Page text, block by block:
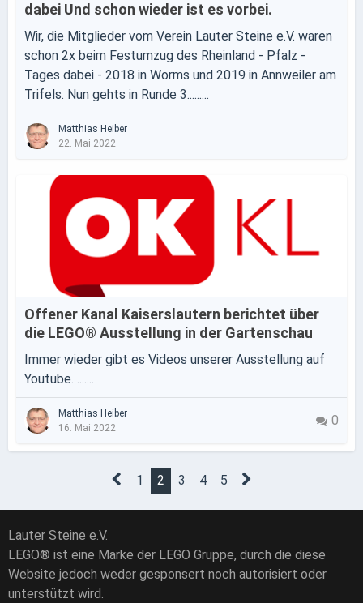
dabei Und schon wieder ist es vorbei.
Wir, die Mitglieder vom Verein Lauter Steine e.V. waren
schon 2x beim Festumzug des Rheinland - Pfalz -
Tages dabei - 2018 in Worms und 2019 in Annweiler am
Trifels. Nun gehts in Runde 3.........
Matthias Heiber
22. Mai 2022
Offener Kanal Kaiserslautern berichtet über
die LEGO® Ausstellung in der Gartenschau
Immer wieder gibt es Videos unserer Ausstellung auf
Youtube. .......
Matthias Heiber
16. Mai 2022
0
1 2 3 4 5
Lauter Steine e.V.
LEGO® ist eine Marke der LEGO Gruppe, durch die diese
Website jedoch weder gesponsert noch autorisiert oder
unterstützt wird.